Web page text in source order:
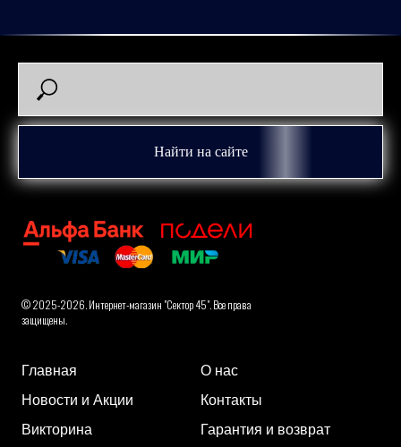
Найти на сайте
© 2025-2026. Интернет-магазин "Сектор 45". Все права
защищены.
Главная
Новости и Акции
Викторина
О нас
Контакты
Гарантия и возврат